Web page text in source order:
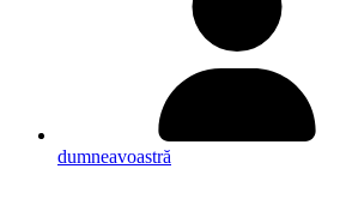
dumneavoastră